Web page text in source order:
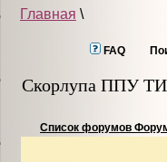
Главная \
FAQ
Скорлупа ППУ
Список форумов